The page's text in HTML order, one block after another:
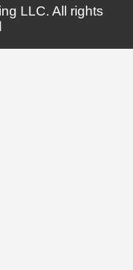
LLC. All rights